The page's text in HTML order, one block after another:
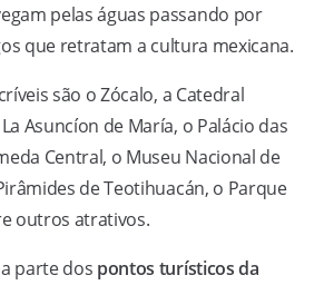
pelas águas passando por
que retratam a cultura mexicana.
são o Zócalo, a Catedral
Asuncíon de María, o Palácio das
Central, o Museu Nacional de
de Teotihuacán, o Parque
outros atrativos.
parte dos pontos turísticos da